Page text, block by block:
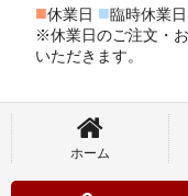
■休業日 ■臨時休業日
※休業日のご注文・
いただきます。
ホーム